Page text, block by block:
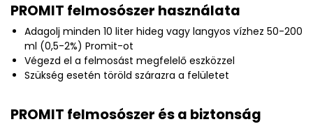
PROMIT felmosószer használata
Adagolj minden 10 liter hideg vagy langyos vízhez 50-200
ml (0,5-2%) Promit-ot
Végezd el a felmosást megfelelő eszközzel
Szükség esetén töröld szárazra a felületet
PROMIT felmosószer és a biztonság